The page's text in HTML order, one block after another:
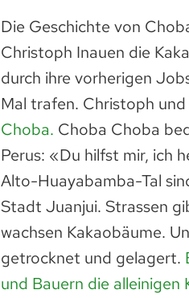
Die Geschichte von
Christoph Inauen die
durch ihre vorherigen
Mal trafen. Christoph
Choba. Choba Choba
Perus: «Du hilfst mir, ich
Alto-Huayabamba-Tal
Stadt Juanjui. Strassen
wachsen Kakaobäume.
getrocknet und gelagert.
und Bauern die alleinigen